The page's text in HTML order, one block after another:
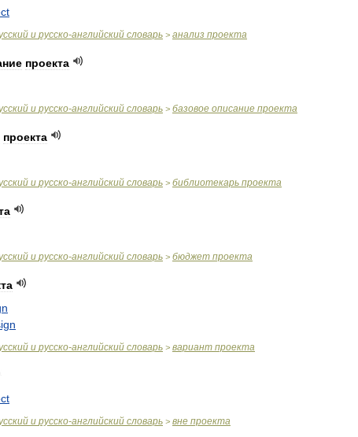
и русско-английский словарь > анализ проекта
проекта
и русско-английский словарь > базовое описание проекта
проекта
и русско-английский словарь > библиотекарь проекта
и русско-английский словарь > бюджет проекта
и русско-английский словарь > вариант проекта
и русско-английский словарь > вне проекта